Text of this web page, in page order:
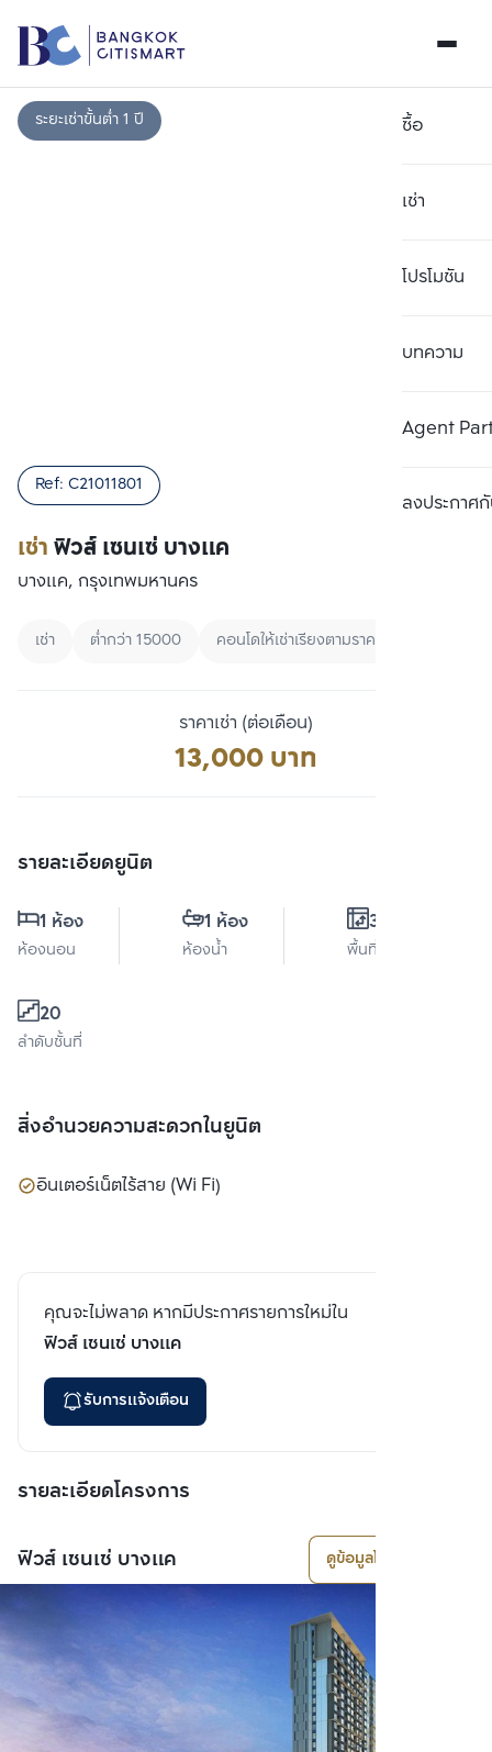
ซื้อ
เช่า
โปรโมชัน
บทความ
Agent
ลงประกาศกั
ระยะเช่าขั้นต่ำ 1 ปี
เช่าฟิวส์ เซนเซ่ บางแค
Ref: C21011801
บางแค, กรุงเทพมหานคร
เช่า ต่ำกว่า 15000 คอนโดให้เช่าเรียงตามราคา
ราคาเช่า (ต่อเดือน)
13,000 บาท
รายละเอียดยูนิต
1 ห้อง
ห้องนอน
1 ห้อง
ห้องน้ำ
36 ตร.ม.
พื้นที่ใช้สอย
20
ลำดับชั้นที่
สิ่งอำนวยความสะดวกในยูนิต
อินเตอร์เน็ตไร้สาย (Wi Fi)
คุณจะไม่พลาด หากมีประกาศรายการใหม่ใน
ฟิวส์ เซนเซ่ บางแค
รับการแจ้งเตือน
รายละเอียดโครงการ
ฟิวส์ เซนเซ่ บางแค ดูข้อมูลโครงการ